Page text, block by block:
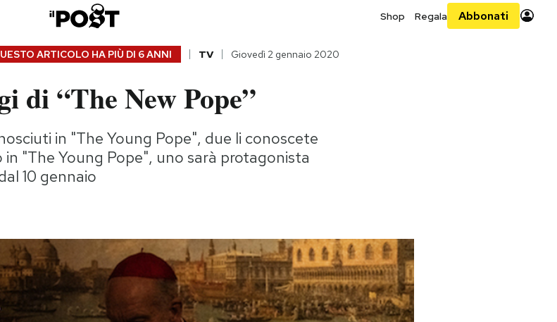
Shop Regala Abbonati
ARTICOLO HA PIÙ DI 6 ANNI TV Giovedì 2 gennaio 2020
di “The New Pope”
in "The Young Pope", due li conoscete
"The Young Pope", uno sarà protagonista
10 gennaio